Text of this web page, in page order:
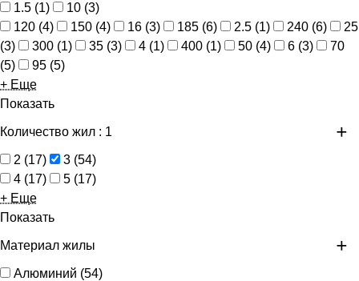
1.5 (1) 10 (3)
120 (4) 150 (4) 16 (3) 185 (6) 2.5 (1) 240 (6)
25
(3) 300 (1) 35 (3) 4 (1) 400 (1) 50 (4) 6 (3)
70
(5) 95 (5)
+ Еще
Показать
Количество жил : 1
2 (17) 3 (54)
4 (17) 5 (17)
+ Еще
Показать
Материал жилы
Алюминий (54)